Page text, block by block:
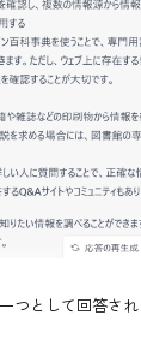
つとして回答さ